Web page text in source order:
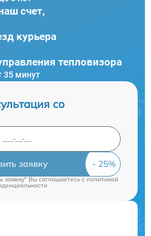
счет,
курьера
тепловизора
35 минут
со
заявку
заявку" Вы соглашаетесь cполитикой